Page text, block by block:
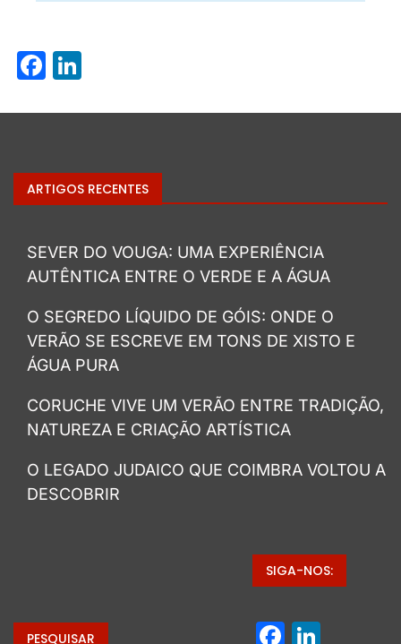
Facebook
ARTIGOS RECENTES
SEVER DO VOUGA: UMA EXPERIÊNCIA
AUTÊNTICA ENTRE O VERDE E A ÁGUA
O SEGREDO LÍQUIDO DE GÓIS: ONDE O
VERÃO SE ESCREVE EM TONS DE XISTO E
ÁGUA PURA
CORUCHE VIVE UM VERÃO ENTRE TRADIÇÃO,
NATUREZA E CRIAÇÃO ARTÍSTICA
O LEGADO JUDAICO QUE COIMBRA VOLTOU A
DESCOBRIR
PESQUISAR
SIGA-NOS: